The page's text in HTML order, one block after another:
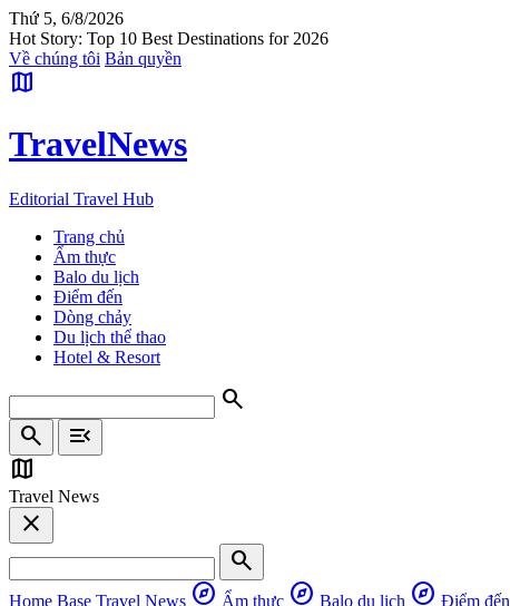
Thứ 5, 6/8/2026
Hot Story: Top 10 Best Destinations for 2026
Về chúng tôi Bản quyền
map
TravelNews
Editorial Travel Hub
Trang chủ
Ẩm thực
Balo du lịch
Điểm đến
Dòng chảy
Du lịch thể thao
Hotel & Resort
search
search
menu_open
map
Travel News
close
search
Home Base Travel News explore Ẩm thực explore Balo du lịch explore Điểm đến